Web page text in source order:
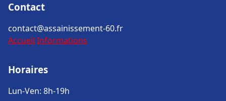
Contact
contact@assainissement-60.fr
Accueil Informations
Horaires
Lun-Ven: 8h-19h